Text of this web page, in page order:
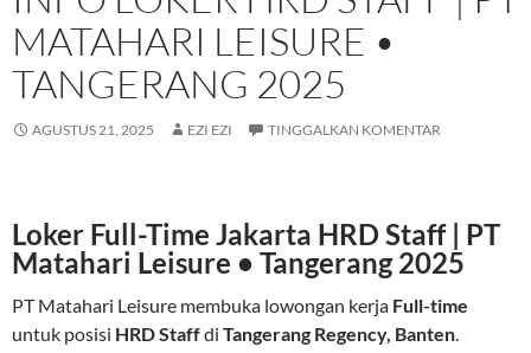
MATAHARI LEISURE •
TANGERANG 2025
AGUSTUS 21, 2025 EZI EZI TINGGALKAN KOMENTAR
Loker Full-Time Jakarta HRD Staff | PT
Matahari Leisure • Tangerang 2025
PT Matahari Leisure membuka lowongan kerja Full-time
untuk posisi HRD Staffdi Tangerang Regency, Banten.